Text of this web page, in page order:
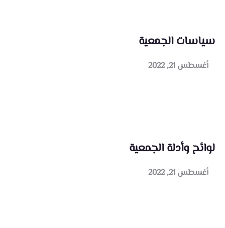
سياسات الجمعية
أغسطس 21, 2022
لوائح وأدلة الجمعية
أغسطس 21, 2022